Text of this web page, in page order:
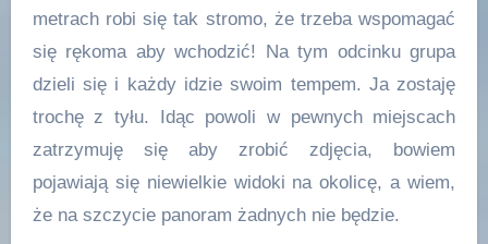
metrach robi się tak stromo, że trzeba wspomagać
się rękoma aby wchodzić! Na tym odcinku grupa
dzieli się i każdy idzie swoim tempem. Ja zostaję
trochę z tyłu. Idąc powoli w pewnych miejscach
zatrzymuję się aby zrobić zdjęcia, bowiem
pojawiają się niewielkie widoki na okolicę, a wiem,
że na szczycie panoram żadnych nie będzie.